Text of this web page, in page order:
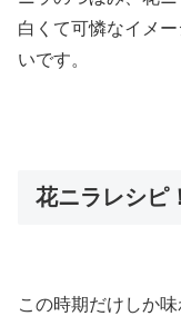
白くて可憐なイメ
いです。
花ニラレシピ
この時期だけしか味